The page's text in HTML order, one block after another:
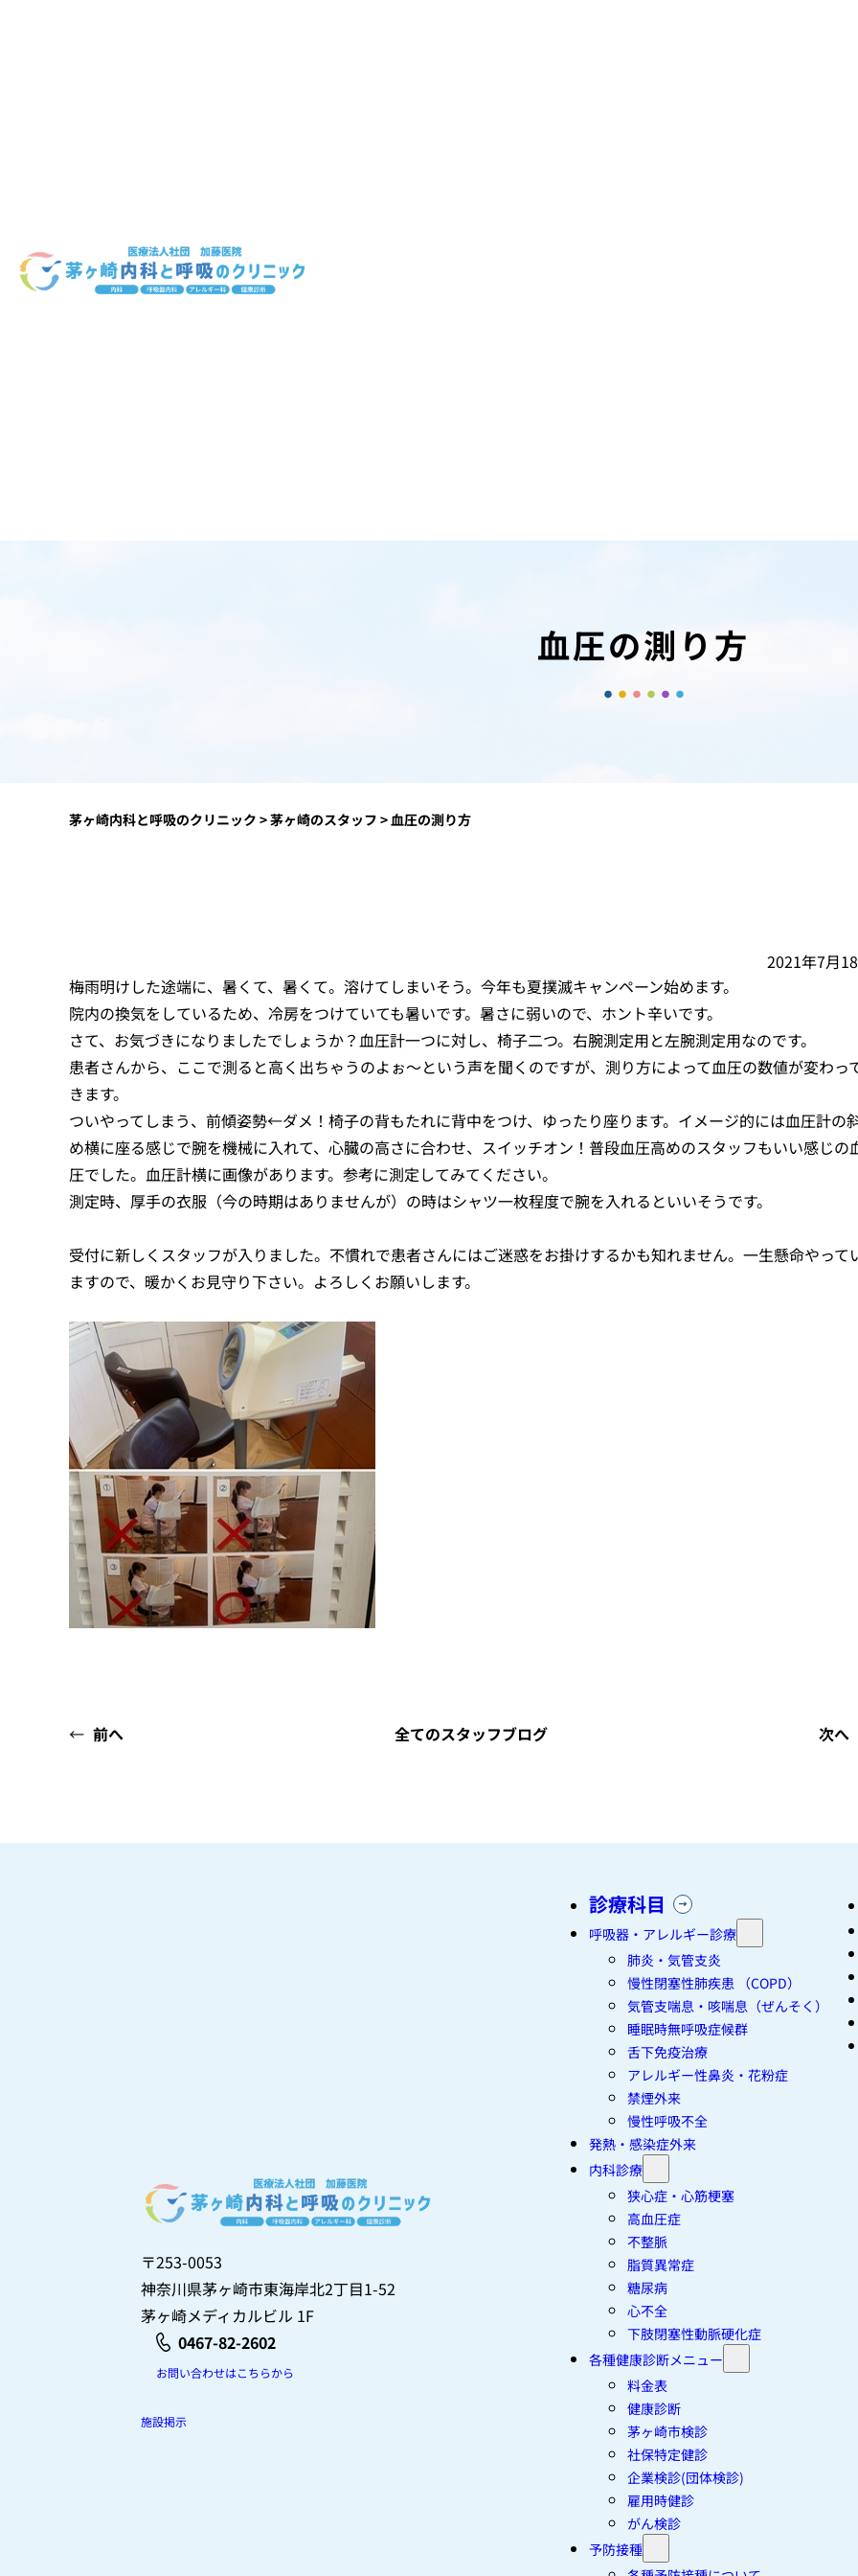
血圧の測り方
茅ヶ崎内科と呼吸のクリニック >茅ヶ崎のスタッフ > 血圧の測り方
2021年7月
梅雨明けした途端に、暑くて、暑くて。溶けてしまいそう。今年も夏撲滅キャンペーン始めます。
院内の換気をしているため、冷房をつけていても暑いです。暑さに弱いので、ホント辛いです。
さて、お気づきになりましたでしょうか？血圧計一つに対し、椅子二つ。右腕測定用と左腕測定用なのです。
患者さんから、ここで測ると高く出ちゃうのよぉ〜という声を聞くのですが、測り方によって血圧の数値が変わっ
きます。
ついやってしまう、前傾姿勢←ダメ！椅子の背もたれに背中をつけ、ゆったり座ります。イメージ的には血圧計の
め横に座る感じで腕を機械に入れて、心臓の高さに合わせ、スイッチオン！普段血圧高めのスタッフもいい感じの
圧でした。血圧計横に画像があります。参考に測定してみてください。
測定時、厚手の衣服（今の時期はありませんが）の時はシャツ一枚程度で腕を入れるといいそうです。
受付に新しくスタッフが入りました。不慣れで患者さんにはご迷惑をお掛けするかも知れません。一生懸命やって
ますので、暖かくお見守り下さい。よろしくお願いします。
← 前へ 全てのスタッフブログ 次へ
〒253-0053
神奈川県茅ヶ崎市東海岸北2丁目1-52
茅ヶ崎メディカルビル 1F
0467-82-2602
お問い合わせはこちらから
施設掲示
診療科目
呼吸器・アレルギー診療
肺炎・気管支炎
慢性閉塞性肺疾患 （COPD）
気管支喘息・咳喘息（ぜんそく）
睡眠時無呼吸症候群
舌下免疫治療
アレルギー性鼻炎・花粉症
禁煙外来
慢性呼吸不全
発熱・感染症外来
内科診療
狭心症・心筋梗塞
高血圧症
不整脈
脂質異常症
糖尿病
心不全
下肢閉塞性動脈硬化症
各種健康診断メニュー
料金表
健康診断
茅ヶ崎市検診
社保特定健診
企業検診(団体検診)
雇用時健診
がん検診
予防接種